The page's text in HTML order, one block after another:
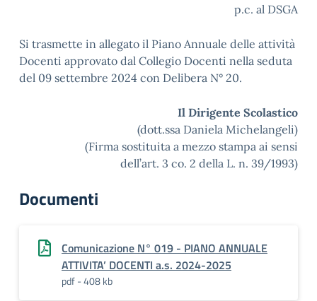
p.c. al DSGA
Si trasmette in allegato il Piano Annuale delle attività
Docenti approvato dal Collegio Docenti nella seduta
del 09 settembre 2024 con Delibera N° 20.
Il Dirigente Scolastico
(dott.ssa Daniela Michelangeli)
(Firma sostituita a mezzo stampa ai sensi
dell’art. 3 co. 2 della L. n. 39/1993)
Documenti
Comunicazione N° 019 - PIANO ANNUALE
ATTIVITA’ DOCENTI a.s. 2024-2025
pdf - 408 kb